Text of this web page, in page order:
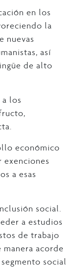
en los
la
nuevas
así
de alto
los
económico
a esas
social.
a estudios
de trabajo
acorde
social